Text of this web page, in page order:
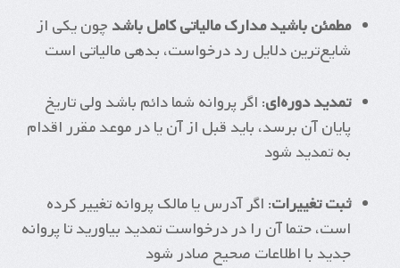
مطمئن باشید مدارک مالیاتی کامل باشد چون یکی از
شایع‌ترین دلایل رد درخواست، بدهی مالیاتی است
تمدید دوره‌ای: اگر پروانه شما دائم باشد ولی تاریخ
پایان آن برسد، باید قبل از آن یا در موعد مقرر اقدام
به تمدید شود
ثبت تغییرات: اگر آدرس یا مالک پروانه تغییر کرده
است، حتما آن را در درخواست تمدید بیاورید تا پروانه
جدید با اطلاعات صحیح صادر شود